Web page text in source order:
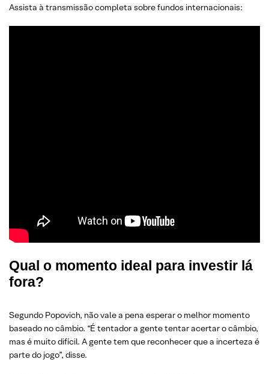
Assista à transmissão completa sobre fundos internacionais:
Qual o momento ideal para investir lá
fora?
Segundo Popovich, não vale a pena esperar o melhor momento
baseado no câmbio. “É tentador a gente tentar acertar o câmbio,
mas é muito difícil. A gente tem que reconhecer que a incerteza é
parte do jogo”, disse.